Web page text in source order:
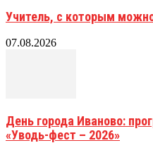
Учитель, с которым
07.08.2026
День города Иваново:
«Уводь-фест – 2026»